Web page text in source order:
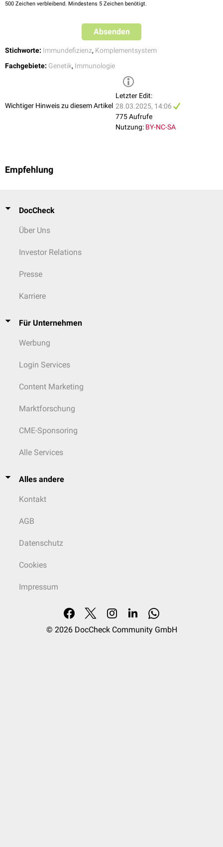
500 Zeichen verbleibend. Mindestens 5 Zeichen benötigt.
Absenden
Stichworte: Immundefizienz, Komplementsystem
Fachgebiete: Genetik, Immunologie
Wichtiger Hinweis zu diesem Artikel
Letzter Edit:
28.03.2025, 14:06
775 Aufrufe
Nutzung: BY-NC-SA
Empfehlung
DocCheck
Über Uns
Investor Relations
Presse
Karriere
Für Unternehmen
Werbung
Login Services
Content Marketing
Marktforschung
CME-Sponsoring
Alle Services
Alles andere
Kontakt
AGB
Datenschutz
Cookies
Impressum
© 2026 DocCheck Community GmbH